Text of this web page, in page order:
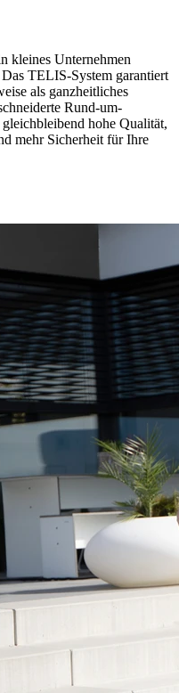
kleines Unternehmen
TELIS-System garantiert
als ganzheitliches
Rund-um-
hohe Qualität,
mehr Sicherheit für Ihre